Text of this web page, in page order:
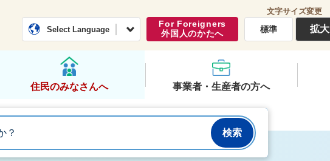
常総市公式ホームページくらし・行政
Select Language
For Foreigners
外国人のかたへ
文字サイズ変更
標準 拡大
住民のみなさんへ 事業者・生産者の方へ